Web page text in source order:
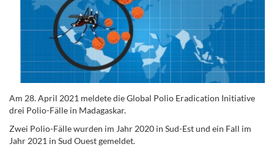
Am 28. April 2021 meldete die Global Polio Eradication Initiative
drei Polio-Fälle in Madagaskar.
Zwei Polio-Fälle wurden im Jahr 2020 in Sud-Est und ein Fall im
Jahr 2021 in Sud Ouest gemeldet.